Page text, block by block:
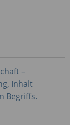
–
Inhalt
Begriffs.